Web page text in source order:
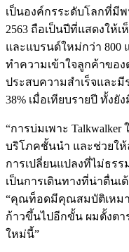
เป็นองค์กรระดับโลกที่มี
2563 ถือเป็นปีที่แสดงให้
และแบรนด์ใหม่กว่า 800
ทำความเข้าใจลูกค้าขอ
ประสบความสำเร็จและมี
38% เมื่อเทียบรายปี ทั้งยั
“การบ่มเพาะ
บริโภคชั้นนำ และช่วยให้
การเปลี่ยนแปลงที่ไม่ธร
เป็นการเดินทางที่น่าตื่นเ
“คุณท็อดมีคุณสมบัติเหมา
ก้าวขึ้นไปอีกขั้น ผมตั้งตา
ใหม่นี้”